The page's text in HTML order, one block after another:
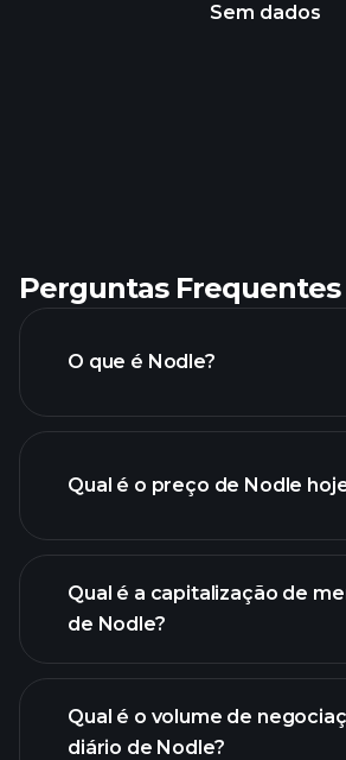
Sem dados
Perguntas Frequentes
O que é Nodle?
Qual é o preço de Nodle
gráfico
Qual é a capitalização de
de Nodle?
lista de criptomoedas
Qual é o volume de
diário de Nodle?